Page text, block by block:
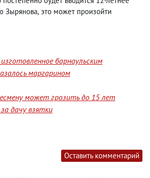
Зырянова, это может произойти
барнаульским
маргарином
может грозить до 15 лет
дачу взятки
Оставить комментарий